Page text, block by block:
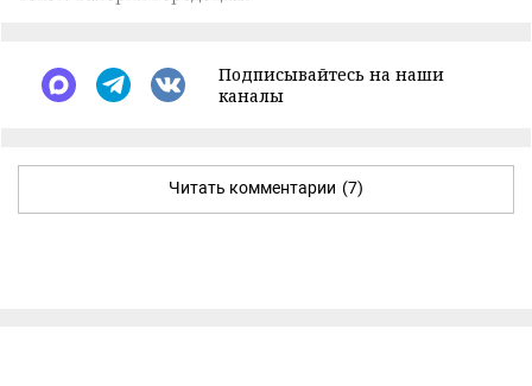
Подписывайтесь на наши
каналы
Читать комментарии (7)